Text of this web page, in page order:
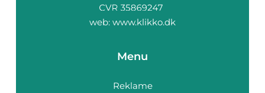
web: www.klikko.dk
Menu
Reklame